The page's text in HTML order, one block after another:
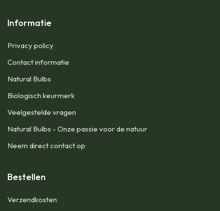
Informatie
Privacy policy
Contact informatie
Natural Bulbs
Biologisch keurmerk
Veelgestelde vragen
Natural Bulbs - Onze passie voor de natuur
Neem direct contact op
Bestellen
​Verzendkosten